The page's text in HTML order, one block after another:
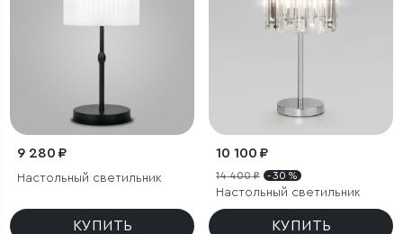
9 280 ₽
Настольный светильник
КУПИТЬ
10 100 ₽
14 400 ₽ - 30 %
Настольный светильник
КУПИТЬ